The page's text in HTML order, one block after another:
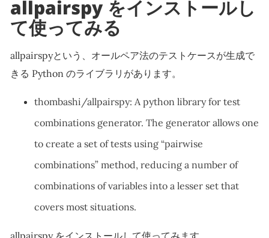
allpairspy をインストールし
て使ってみる
allpairspyという、オールペア法のテストケースが生成で
きる Python のライブラリがあります。
thombashi/allpairspy: A python library for test
combinations generator. The generator allows one
to create a set of tests using “pairwise
combinations” method, reducing a number of
combinations of variables into a lesser set that
covers most situations.
allpairspy をインストールして使ってみます。